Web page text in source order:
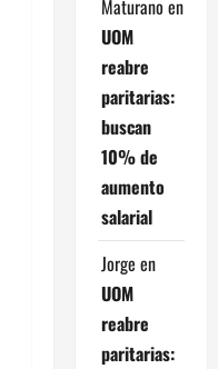
Maturano en
UOM
reabre
paritarias:
buscan
10% de
aumento
salarial
Jorge en
UOM
reabre
paritarias: